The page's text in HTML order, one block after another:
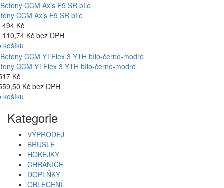
CCM Axis F9 SR bílé
494 Kč
110,74 Kč bez DPH
košíku
CCM YTFlex 3 YTH bílo-černo-modré
Kč
Kč bez DPH
košíku
Kategorie
VÝPRODEJ
BRUSLE
HOKEJKY
CHRÁNIČE
DOPLŇKY
OBLEČENÍ